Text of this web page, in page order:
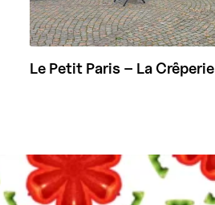
Le Petit Paris – La Crêperie